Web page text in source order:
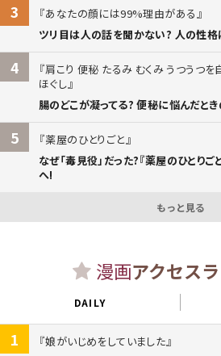
3
あなたの顔には99%理由がある
ツリ目は人の話を聞かない? 人の性格
4
肩こり 便秘 たるみ むくみ うつうつを
ほぐし
腸のどこが凝ってる? 便秘に悩んだとき
5
薬屋のひとりごと
なぜ「毒見役」だった?『薬屋のひとり
へ!
もっと見る
漫画アクセス
DAILY
1
娘がいじめをしていました